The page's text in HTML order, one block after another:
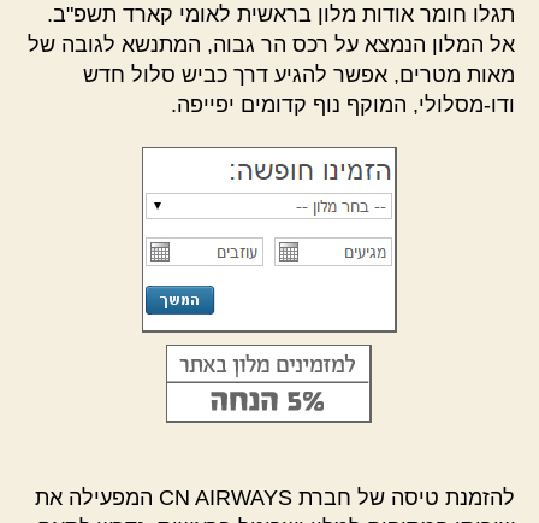
תגלו חומר אודות מלון בראשית לאומי קארד תשפ"ב.
אל המלון הנמצא על רכס הר גבוה, המתנשא לגובה של
מאות מטרים, אפשר להגיע דרך כביש סלול חדש
ודו-מסלולי, המוקף נוף קדומים יפייפה.
להזמנת טיסה של חברת CN AIRWAYS המפעילה את